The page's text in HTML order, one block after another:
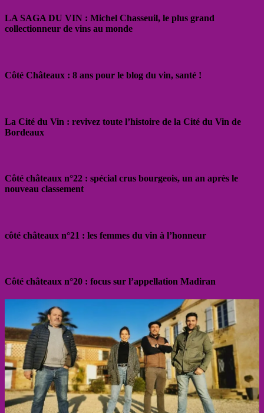
LA SAGA DU VIN : Michel Chasseuil, le plus grand
collectionneur de vins au monde
Côté Châteaux : 8 ans pour le blog du vin, santé !
La Cité du Vin : revivez toute l’histoire de la Cité du Vin de
Bordeaux
Côté châteaux n°22 : spécial crus bourgeois, un an après le
nouveau classement
côté châteaux n°21 : les femmes du vin à l’honneur
Côté châteaux n°20 : focus sur l’appellation Madiran